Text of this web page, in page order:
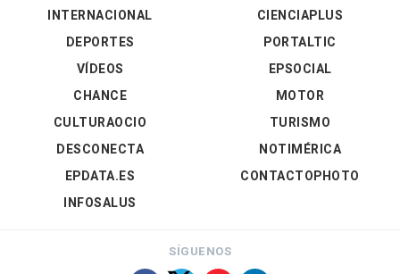
INTERNACIONAL
DEPORTES
VÍDEOS
CIENCIAPLUS
PORTALTIC
EPSOCIAL
CHANCE
CULTURAOCIO
DESCONECTA
EPDATA.ES
INFOSALUS
MOTOR
TURISMO
NOTIMÉRICA
CONTACTOPHOTO
SÍGUENOS